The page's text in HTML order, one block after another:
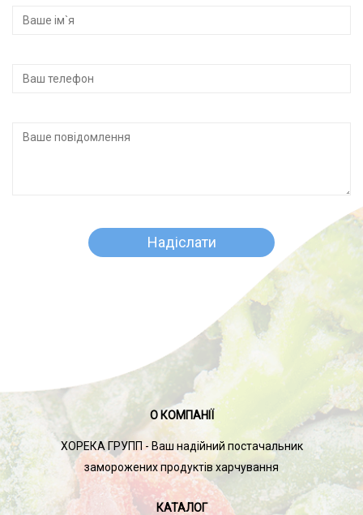
О КОМПАНІЇ
ХОРЕКА ГРУПП - Ваш надійний постачальник
заморожених продуктів харчування
КАТАЛОГ